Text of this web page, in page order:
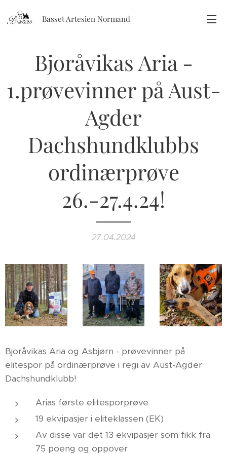
Basset Artesien Normand
Bjoråvikas Aria -
1.prøvevinner på Aust-
Agder
Dachshundklubbs
ordinærprøve
26.-27.4.24!
27.04.2024
Bjoråvikas Aria og Asbjørn - prøvevinner på
elitespor på ordinærprøve i regi av Aust-Agder
Dachshundklubb!
Arias første elitesporprøve
19 ekvipasjer i eliteklassen (EK)
Av disse var det 13 ekvipasjer som fikk fra
75 poeng og oppover